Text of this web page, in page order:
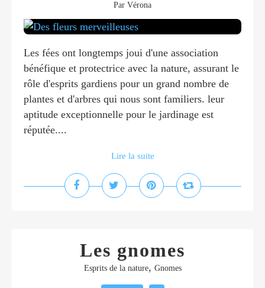
Par Vérona
Les fées ont longtemps joui d'une association
bénéfique et protectrice avec la nature, assurant le
rôle d'esprits gardiens pour un grand nombre de
plantes et d'arbres qui nous sont familiers. leur
aptitude exceptionnelle pour le jardinage est
réputée....
Lire la suite
Les gnomes
Esprits de la nature, Gnomes